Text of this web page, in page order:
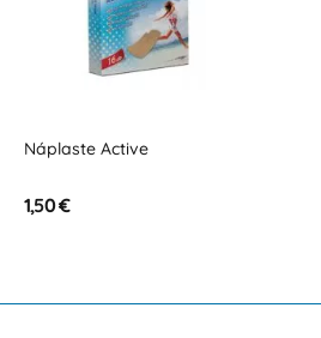
Náplaste Active
1,50 €